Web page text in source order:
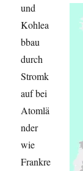
und
Kohlea
bbau
durch
Stromk
auf bei
Atomlä
nder
wie
Frankre